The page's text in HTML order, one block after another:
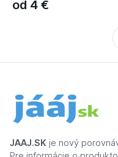
od 4 €
JAAJ.SK je nový